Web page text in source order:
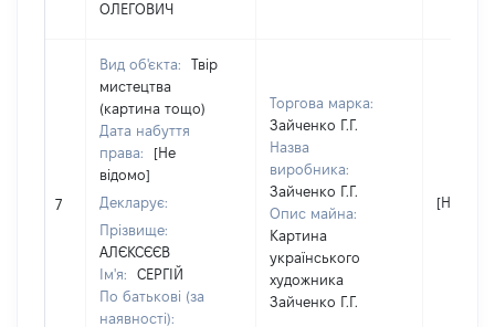
ОЛЕГОВИЧ
7
Вид об'єкта:
Твір
мистецтва
(картина тощо)
Дата набуття
права:
[Не
відомо]
Декларує:
Прізвище:
АЛЄКСЄЄВ
Ім'я:
СЕРГІЙ
По батькові (за
наявності):
Торгова марка:
Зайченко Г.Г.
Назва
виробника:
Зайченко Г.Г.
Опис майна:
Картина
українського
художника
Зайченко Г.Г.
[Не